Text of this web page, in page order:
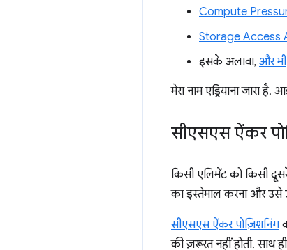
Compute
Storage Access
इसके अलावा, और भी
मेरा नाम एड्रियाना जारा
सीएसएस ऐंकर
किसी एलिमेंट को किसी
का इस्तेमाल करना और उसे
सीएसएस ऐंकर पोज़िशनिंग
की ज़रूरत नहीं होती. साथ